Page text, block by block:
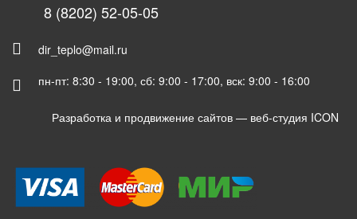
8 (8202) 52-05-05
dir_teplo@mail.ru
пн-пт: 8:30 - 19:00, сб: 9:00 - 17:00, вск: 9:00 - 16:00
Разработка и продвижение сайтов — веб-студия ICON